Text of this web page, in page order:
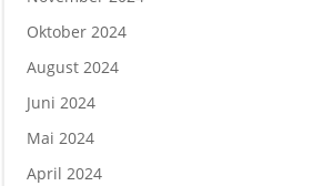
Oktober 2024
August 2024
Juni 2024
Mai 2024
April 2024